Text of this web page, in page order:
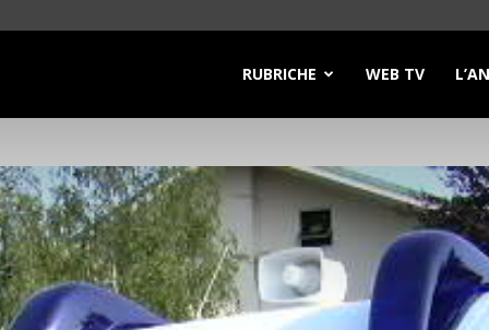
RUBRICHE WEB TV